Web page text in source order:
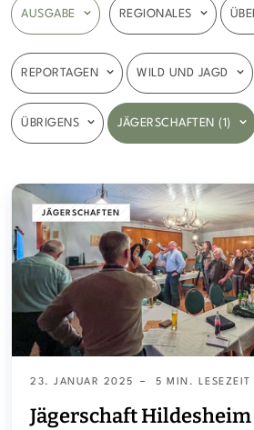
AUSGABE REGIONALES
REPORTAGEN WILD UND JAGD
ÜBRIGENS JÄGERSCHAFTEN (1)
JÄGERSCHAFTEN
23. JANUAR 2025 5 MIN. LESEZEIT
Jägerschaft Hildesheim